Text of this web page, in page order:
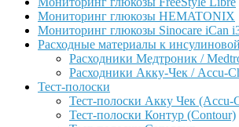
Мониторинг глюкозы HEMATONIX
Мониторинг глюкозы Sinocare iCan
Расходные материалы к
Расходники Медтроник /
Расходники Акку-Чек / Accu-
Тест-полоски
Тест-полоски Акку Чек (Accu-
Тест-полоски Контур (Contour)